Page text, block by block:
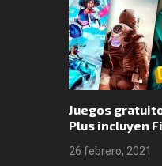
Juegos
Plus incluyen
26 febrero, 2021